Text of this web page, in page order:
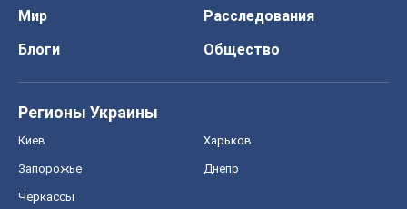
Мир
Расследования
Блоги
Общество
Регионы Украины
Киев Харьков
Запорожье Днепр
Черкассы